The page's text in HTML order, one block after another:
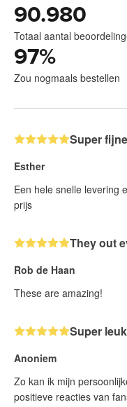
90.980
Totaal aantal
97%
Zou nogmaals bestellen
Super
Esther
Een hele snelle levering
prijs
They out
Rob de Haan
These are amazing!
Super
Anoniem
Zo kan ik mijn
positieve reacties van